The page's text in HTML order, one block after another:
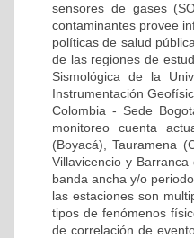
sensores de gases
contaminantes provee
políticas de salud
de las regiones de
Sismológica de la
Instrumentación
Colombia - Sede
monitoreo cuenta
(Boyacá), Tauramena
Villavicencio y
banda ancha y/o
las estaciones son
tipos de fenómenos
de correlación de